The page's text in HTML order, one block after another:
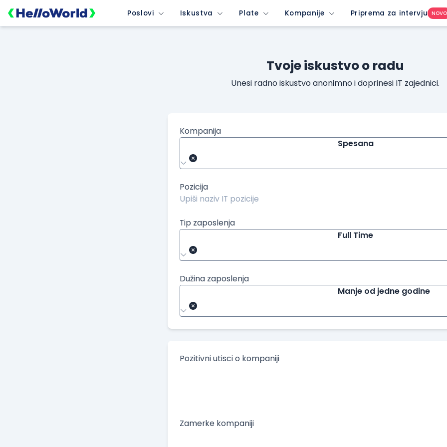
Poslovi Iskustva Plate Kompanije Priprema za intervju NOVO
Tvoje iskustvo o radu
Unesi radno iskustvo anonimno i doprinesi IT zajednici.
Kompanija
Spesana
Pozicija
Tip zaposlenja
Full Time
Dužina zaposlenja
Manje od jedne godine
Pozitivni utisci o kompaniji
Zamerke kompaniji